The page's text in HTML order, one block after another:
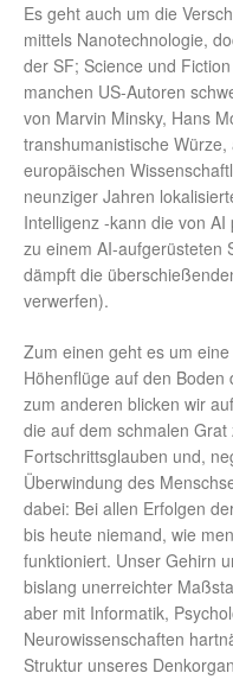
Es geht auch um die
mittels Nanotechnologie,
der SF; Science und
manchen US-Autoren
von Marvin Minsky, Hans
transhumanistische
europäischen
neunziger Jahren
Intelligenz -kann die von
zu einem AI-aufgerüsteten
dämpft die
verwerfen).
Zum einen geht es um
Höhenflüge auf den
zum anderen blicken wir
die auf dem schmalen
Fortschrittsglauben und,
Überwindung des
dabei: Bei allen Erfolgen
bis heute niemand, wie
funktioniert. Unser Gehirn
bislang unerreichter
aber mit Informatik,
Neurowissenschaften
Struktur unseres